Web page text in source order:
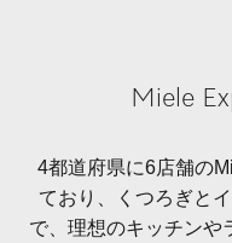
Miele
4都道府県に6店舗の
ており、くつろぎと
で、理想のキッチンや